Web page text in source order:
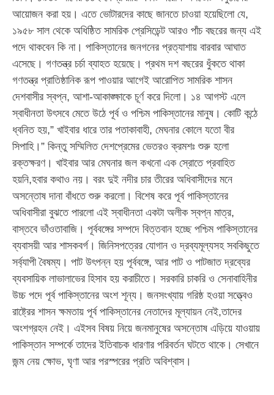
আয়োজন করা হয়। এতে ভোটারদের কাছে জানতে চাওয়া হয়েছিলো যে,
১৯৫৮ সাল থেকে অধিষ্ঠিত সামরিক প্রেসিডেন্ট আরও পাঁচ বছরের জন্য এই
পদে থাকবেন কি না। পাকিস্তানের জনগনের প্রত্যাশায় বারবার আঘাত
এসেছে। গণতন্ত্র চর্চা ব্যাহত হয়েছে। প্রথম দশ বছরের ধুঁকতে থাকা
গণতন্ত্র প্রাতিষ্ঠানিক রূপ পাওয়ার আগেই আরোপিত সামরিক শাসন
দেশবাসীর স্বপ্ন, আশা-আকাঙ্ক্ষাকে চূর্ণ করে দিলো। ১৪ আগস্ট এলে
স্বাধীনতা উৎসবে মেতে উঠে পূর্ব ও পশ্চিম পাকিস্তানের মানুষ। কোটি কন্ঠে
ধ্বনিত হয়,” খাইবার ধারে তার পতাকাবাহী, মেঘনার কোলে যতো বীর
সিপাহি।” কিন্তু সম্মিলিত দেশপ্রেমের ভেতরও ক্রমশঃ শুরু হলো
রক্তক্ষরণ। খাইবার আর মেঘনার জল কখনো এক স্রোতে প্রবাহিত
হয়নি,হবার কথাও নয়। বরং দুই নদীর চার তীরের অধিবাসীদের মনে
অসন্তোষ দানা বাঁধতে শুরু করলো। বিশেষ করে পূর্ব পাকিস্তানের
অধিবাসীরা বুঝতে পারলো এই স্বাধীনতা একটা অলীক স্বপ্ন মাত্র,
বাস্তবে ভাঁওতাবাজি। পূর্ববঙ্গের সম্পদে বিত্তবান হচ্ছে পশ্চিম পাকিস্তানের
ব্যবাসয়ী আর শাসকবর্গ। জিনিসপত্রের যোগান ও দ্রব্যমূল্যসহ সবকিছুতে
সর্ব্যাপী বৈষম্য। পাট উৎপন্ন হয় পূর্ববঙ্গে, আর পাট ও পাটজাত দ্রব্যের
ব্যবসায়িক লাভালাভের হিসাব হয় করাচীতে। সরকারি চাকরি ও সেনাবাহিনীর
উচ্চ পদে পূর্ব পাকিস্তানের অংশ শূন্য। জনসংখ্যায় গরিষ্ঠ হওয়া সত্ত্বেও
রাষ্ট্রের শাসন ক্ষমতায় পূর্ব পাকিস্তানের নেতাদের মূল্যায়ন নেই,তাদের
অংশগ্রহন নেই। এইসব বিষয় নিয়ে জনমানুষের অসন্তোষ এড়িয়ে যাওয়ায়
পাকিস্তান সম্পর্কে তাদের ইতিবাচক ধারণার পরিবর্তন ঘটতে থাকে। সেখানে
জন্ম নেয় ক্ষোভ, ঘৃণা আর পরস্পরের প্রতি অবিশ্বাস।